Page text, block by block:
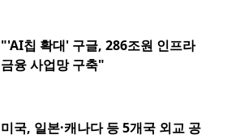
"'AI칩 확대' 구글, 286조원 인프라
금융 사업망 구축"
미국, 일본·캐나다 등 5개국 외교 공